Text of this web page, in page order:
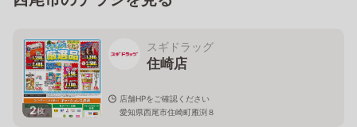
2枚
スギドラッグ
住崎店
店舗HPをご確認ください
愛知県西尾市住崎町雁渕８